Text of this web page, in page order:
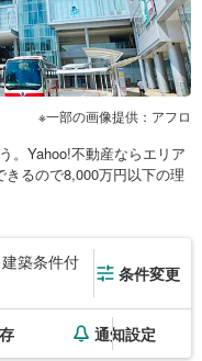
一部の画像提供：アフロ
。Yahoo!不動産ならエリア
るので8,000万円以下の理
築条件付
条件変更
通知設定